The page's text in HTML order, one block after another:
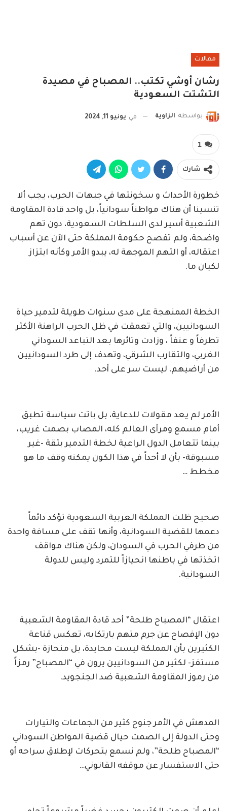
مقالات
رشان أوشي تكتب.. المصباح في مصيدة
التشتت السعودية
بواسطة الزاوية في يونيو 11, 2024
1
شارك
خطورة الأحداث و سخونتها في جبهات الحرب، يجب ألا
تنسينا أن هناك مواطناً سودانياً، بل واحد قادة المقاومة
الشعبية أسير لدى السلطات السعودية، دون تهم
واضحة، ولم تفصح حكومة المملكة حتى الآن عن أسباب
اعتقاله، أو التهم الموجهة له، يبدو الأمر وكأنه ابتزاز
لكيان ما.
الخطة الممنهجة على مدى سنوات طويلة لتدمير حياة
السودانيين، والتي تعمقت في ظل الحرب الراهنة الأكثر
تطرفاً و عنفاً ، وزادت وتائرها بعد التباعد السوداني
الغربي، والتقارب الشرقي، وتهدف إلى طرد السودانيين
من أراضيهم، ليست سر على أحد.
الأمر لم يعد مقولات للدعاية، بل باتت سياسة تطبق
أمام مسمع ومرأى العالم كله، المصاب بصمت غريب،
بينما تتعامل الدول الراعية لخطة التدمير بثقة -غير
مسبوقة- بأن لا أحداً في هذا الكون يمكنه وقف ما هو
مخطط …
صحيح ظلت المملكة العربية السعودية تؤكد دائماً
دعمها للقضية السودانية، وأنها تقف على مسافة واحدة
من طرفي الحرب في السودان، ولكن هناك مواقف
اتخذتها في باطنها انحيازاً للتمرد وليس للدولة
السودانية.
اعتقال “المصباح طلحة” أحد قادة المقاومة الشعبية
دون الإفصاح عن جرم متهم بارتكابه، تعكس قناعة
الكثيرين بأن المملكة ليست محايدة، بل منحازة -بشكل
مستفز- لكثير من السودانيين يرون في “المصباح” رمزاً
من رموز المقاومة الشعبية ضد الجنجويد.
المدهش في الأمر جنوح كثير من الجماعات والتيارات
وحتى الدولة إلى الصمت حيال قضية المواطن السوداني
“المصباح طلحة”، ولم نسمع بتحركات لإطلاق سراحه أو
حتى الاستفسار عن موقفه القانوني…